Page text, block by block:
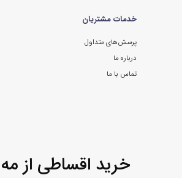
خدمات مشتریان
پرسش‌های متداول
درباره ما
تماس با ما
خرید اقساطی از